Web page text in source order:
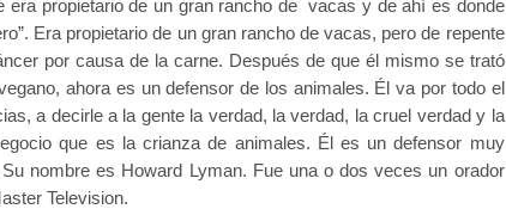
era propietario de un gran rancho de vacas y de ahí es donde
Era propietario de un gran rancho de vacas, pero de repente
por causa de la carne. Después de que él mismo se trató
ahora es un defensor de los animales. Él va por todo el
a decirle a la gente la verdad, la verdad, la cruel verdad y la
que es la crianza de animales. Él es un defensor muy
nombre es Howard Lyman. Fue una o dos veces un orador
Television.